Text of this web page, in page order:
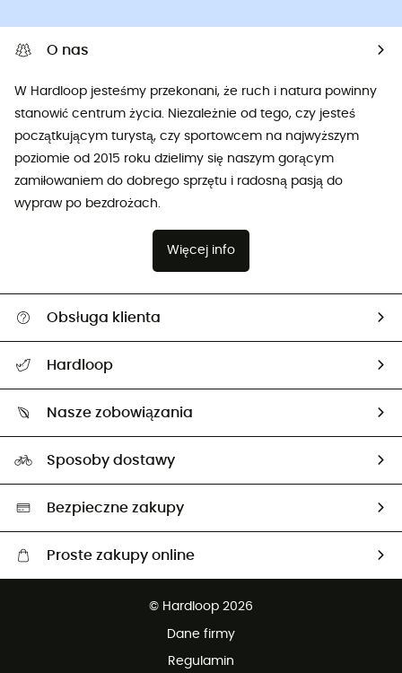
O nas
W Hardloop jesteśmy przekonani, że ruch i natura powinny
stanowić centrum życia. Niezależnie od tego, czy jesteś
początkującym turystą, czy sportowcem na najwyższym
poziomie od 2015 roku dzielimy się naszym gorącym
zamiłowaniem do dobrego sprzętu i radosną pasją do
wypraw po bezdrożach.
Więcej info
Obsługa klienta
Śledzenie przesyłki
Zwrot artykułów i zwrot środków
Hardloop
Nasze zobowiązania
Neutralność węglowa
Wybrane produkty eko
Sposoby dostawy
Bezpieczne zakupy
Proste zakupy online
© Hardloop 2026
Dane firmy
Regulamin